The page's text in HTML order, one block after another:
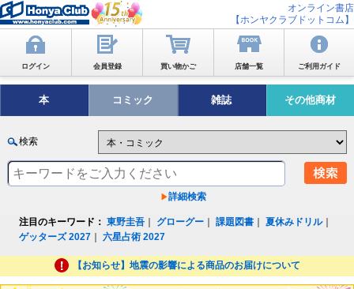
オンライン書店
【ホンヤクラブドットコム】
ログイン 会員登録 買い物かご 店舗一覧 ご利用ガイド
本 コミック 雑誌 その他商材
検索
詳細検索
注目のキーワード： 東野圭吾 グローグー ｜課題図書 ｜夏休みドリル｜
ゲッターズ 2027 ｜六星占術 2027
【お知らせ】地震の影響による商品のお届けについて